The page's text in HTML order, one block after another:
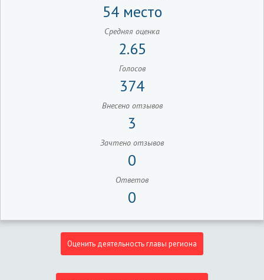
54 место
Средняя оценка
2.65
Голосов
374
Внесено отзывов
3
Зачтено отзывов
0
Ответов
0
Оценить деятельность главы региона